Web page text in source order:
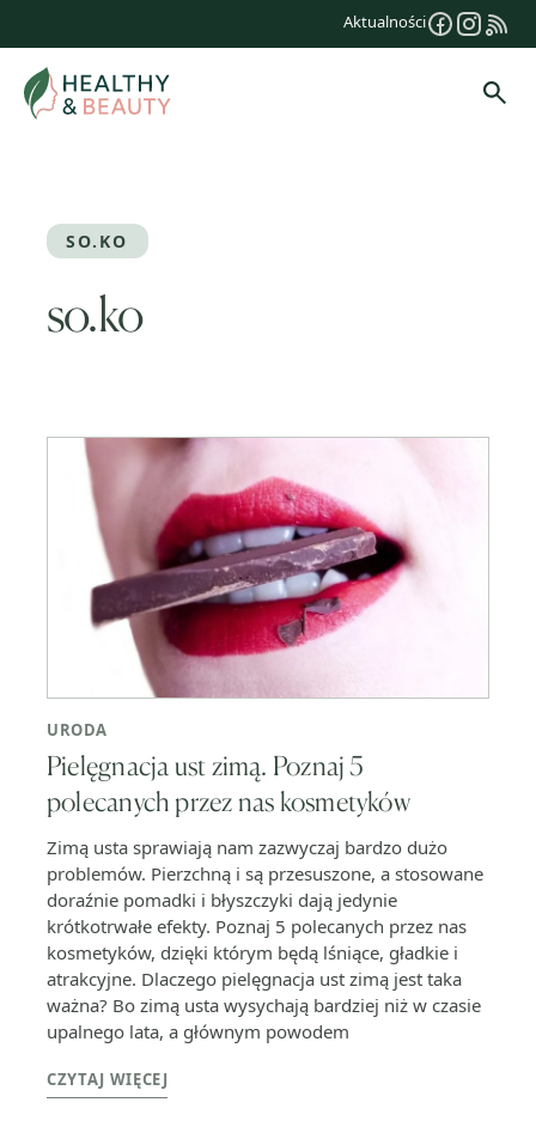
treści
Aktualności
SO.KO
so.ko
URODA
Pielęgnacja ust zimą. Poznaj 5
polecanych przez nas kosmetyków
Zimą usta sprawiają nam zazwyczaj bardzo dużo
problemów. Pierzchną i są przesuszone, a stosowane
doraźnie pomadki i błyszczyki dają jedynie
krótkotrwałe efekty. Poznaj 5 polecanych przez nas
kosmetyków, dzięki którym będą lśniące, gładkie i
atrakcyjne. Dlaczego pielęgnacja ust zimą jest taka
ważna? Bo zimą usta wysychają bardziej niż w czasie
upalnego lata, a głównym powodem
CZYTAJ WIĘCEJ